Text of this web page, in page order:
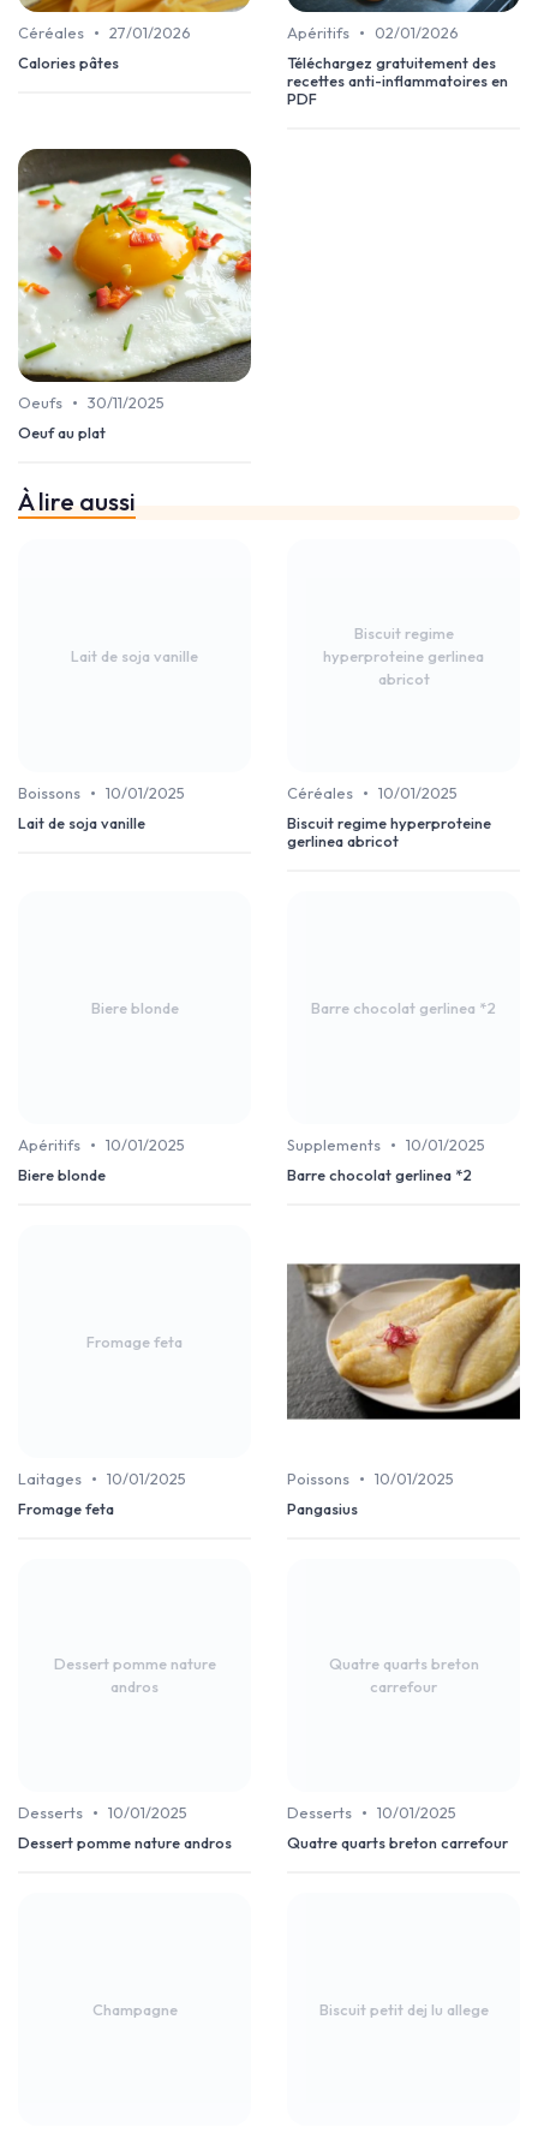
Céréales • 27/01/2026
Calories pâtes
Apéritifs •
02/01/2026
Téléchargez gratuitement des
recettes anti-inflammatoires en
PDF
Oeufs • 30/11/2025
Oeuf au plat
À lire aussi
Lait de soja vanille
Boissons • 10/01/2025
Lait de soja vanille
Biscuit regime
hyperproteine gerlinea
abricot
Céréales • 10/01/2025
Biscuit regime hyperproteine
gerlinea abricot
Biere blonde
Apéritifs • 10/01/2025
Biere blonde
Barre chocolat gerlinea *2
Supplements • 10/01/2025
Barre chocolat gerlinea *2
Fromage feta
Laitages • 10/01/2025
Fromage feta
Poissons • 10/01/2025
Pangasius
Dessert pomme nature
andros
Desserts • 10/01/2025
Dessert pomme nature andros
Quatre quarts breton
carrefour
Desserts • 10/01/2025
Quatre quarts breton carrefour
Champagne Biscuit petit dej lu allege